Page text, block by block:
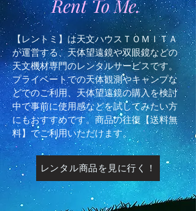
Rent To Me.
【レントミ】は天文ハウスＴＯＭＩＴＡ
が運営する、天体望遠鏡や双眼鏡などの
天文機材専門のレンタルサービスです。
プライベートでの天体観測やキャンプな
どでのご利用、天体望遠鏡の購入を検討
中で事前に使用感などを試してみたい方
にもおすすめです。商品の往復【送料無
料】でご利用いただけます。
レンタル商品を見に行く！